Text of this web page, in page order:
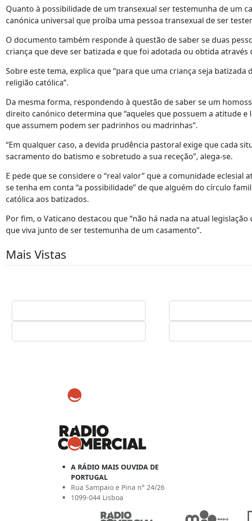
Quanto à possibilidade de um transexual ser testemunha de um
canónica universal que proíba uma pessoa transexual de ser
O documento também responde à questão de saber se duas
criança que deve ser batizada e que foi adotada ou obtida
Sobre este tema, explica que “para que uma criança seja
religião católica”.
Da mesma forma, respondendo à questão de saber se um
direito canónico determina que “aqueles que possuem a atitude
que assumem podem ser padrinhos ou madrinhas”.
“Em qualquer caso, a devida prudência pastoral exige que cada
sacramento do batismo e sobretudo a sua receção”, alega-se.
E pede que se considere o “real valor” que a comunidade
se tenha em conta “a possibilidade” de que alguém do círculo
católica aos batizados.
Por fim, o Vaticano destacou que “não há nada na atual
que viva junto de ser testemunha de um casamento”.
Mais Vistas
A RÁDIO MAIS OUVIDA DE
PORTUGAL
Rua Sampaio e Pina n° 24/26
1099-044 Lisboa